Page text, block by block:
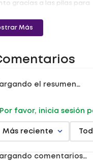
gracias a las pilas para
están codificadas
ningún problema en
4 años a
tipo zinc-carbón y
de uso recomendado
(+):
Más
el resumen…
Por favor, inicia sesión
Más reciente
comentarios…